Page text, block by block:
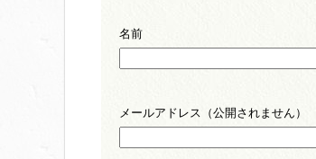
名前
メールアドレス（公開されません）